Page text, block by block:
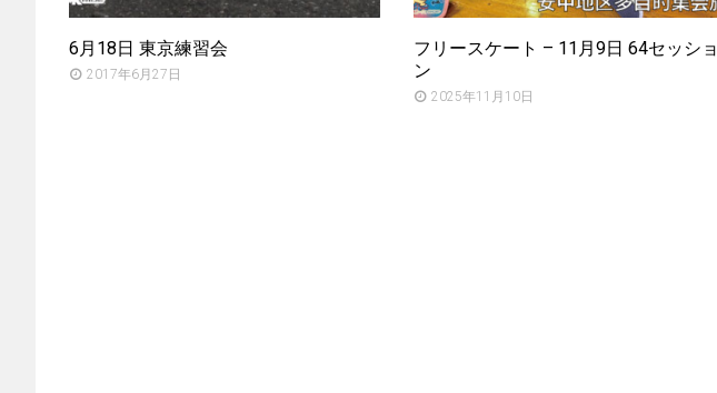
6月18日 東京練習会
2017年6月27日
フリースケート – 11月9日 64セッショ
ン
2025年11月10日